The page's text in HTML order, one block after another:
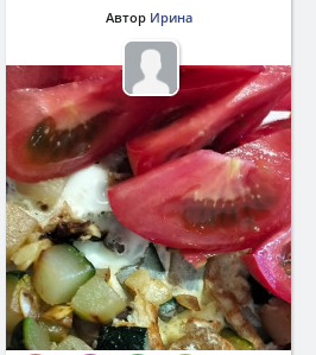
Автор Ирина